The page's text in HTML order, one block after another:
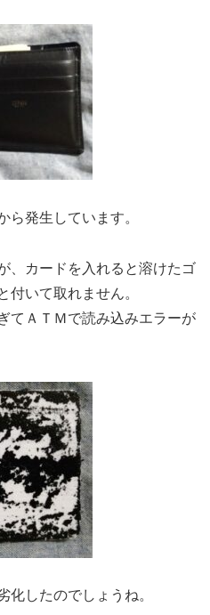
ら発生しています。
、カードを入れると溶けたゴ
付いて取れません。
てＡＴＭで読み込みエラーが
化したのでしょうね。